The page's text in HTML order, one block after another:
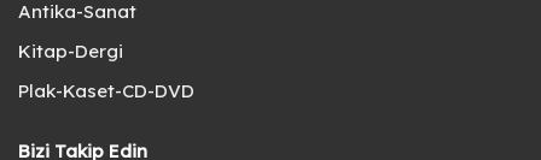
Antika-Sanat
Kitap-Dergi
Plak-Kaset-CD-DVD
Bizi Takip Edin